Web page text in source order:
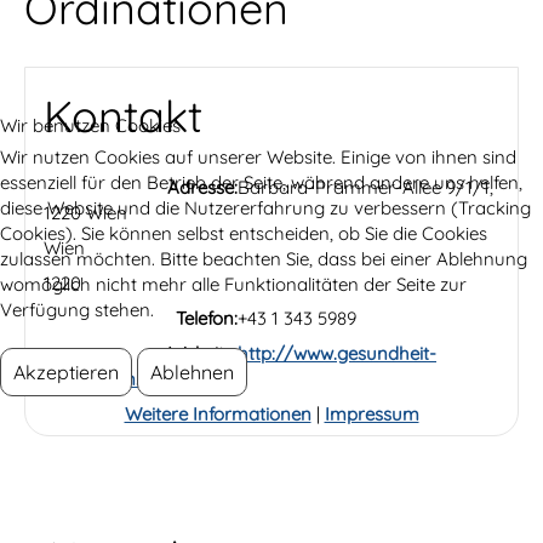
Kontakt
Adresse:Barbara-Prammer-Allee 9/1/1,
1220 Wien
Wien
1220
Telefon:+43 1 343 5989
Website:http://www.gesundheit-
leuchtturm.at
Wir benutzen Cookies
Wir nutzen Cookies auf unserer Website. Einige von ihnen sind
essenziell für den Betrieb der Seite, während andere uns helfen,
diese Website und die Nutzererfahrung zu verbessern (Tracking
Cookies). Sie können selbst entscheiden, ob Sie die Cookies
zulassen möchten. Bitte beachten Sie, dass bei einer Ablehnung
womöglich nicht mehr alle Funktionalitäten der Seite zur
Verfügung stehen.
Akzeptieren Ablehnen
Weitere Informationen| Impressum